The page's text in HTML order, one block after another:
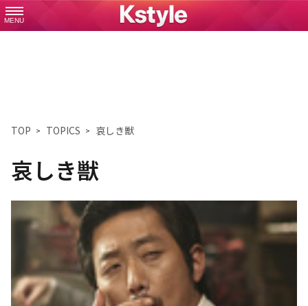
MENU
TOP TOPICS 哀しき獣
哀しき獣